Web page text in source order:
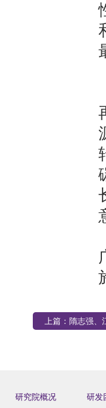
上篇： 隋志强、
研究院概况 研发